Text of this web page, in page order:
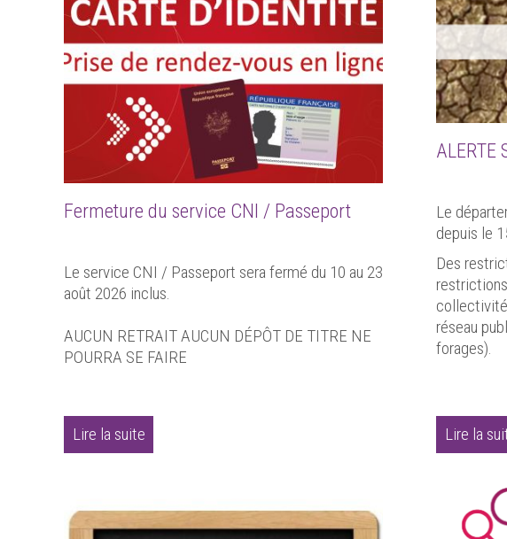
Fermeture du service CNI / Passeport
Le service CNI / Passeport sera fermé du 10 au 23
août 2026 inclus.
AUCUN RETRAIT AUCUN DÉPÔT DE TITRE NE
POURRA SE FAIRE
Lire la suite
ALERTE
Le
depuis le
Des
réseau
forages).
Lire la